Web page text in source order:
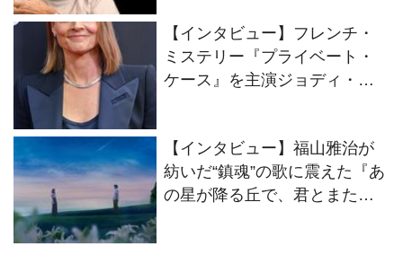
【インタビュー】フレンチ・
ミステリー『プライベート・
ケース』を主演ジョディ・フ
【インタビュー】福山雅治が
紡いだ“鎮魂”の歌に震えた『あ
の星が降る丘で、君とまた出